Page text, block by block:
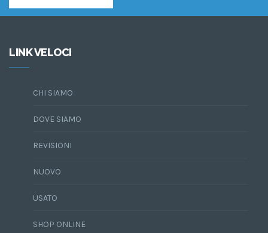
LINK VELOCI
CHI SIAMO
DOVE SIAMO
REVISIONI
NUOVO
USATO
SHOP ONLINE